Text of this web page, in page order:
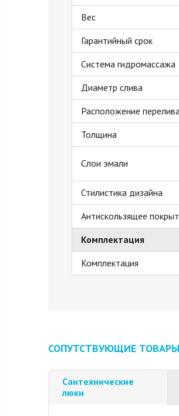
Вес
Гарантийный срок
Система гидромассажа
Диаметр слива
Расположение перелива
Толщина
Слои эмали
Стилистика дизайна
Антискользящее
Комплектация
Комплектация
СОПУТСТВУЮЩИЕ ТОВАРЫ
Сантехнические
люки